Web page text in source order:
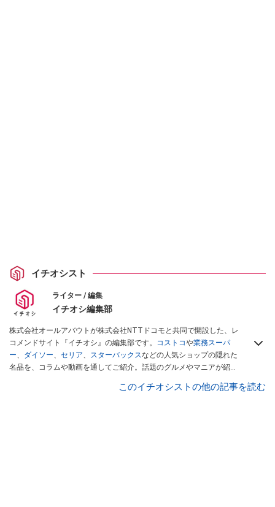
イチオシスト
ライター / 編集
イチオシ編集部
株式会社オールアバウトが株式会社NTTドコモと共同で開設した、レ
コメンドサイト『イチオシ』の編集部です。 コストコや業務スーパ
ー、 ダイソー、 セリア、 スターバックスなどの人気ショップの隠れた
名品を、コラムや動画を通してご紹介。話題のグルメやマニアが紹介
インフルエンサーが実際に使用してレビューしています。毎日トレン
このイチオシストの他の記事を読む